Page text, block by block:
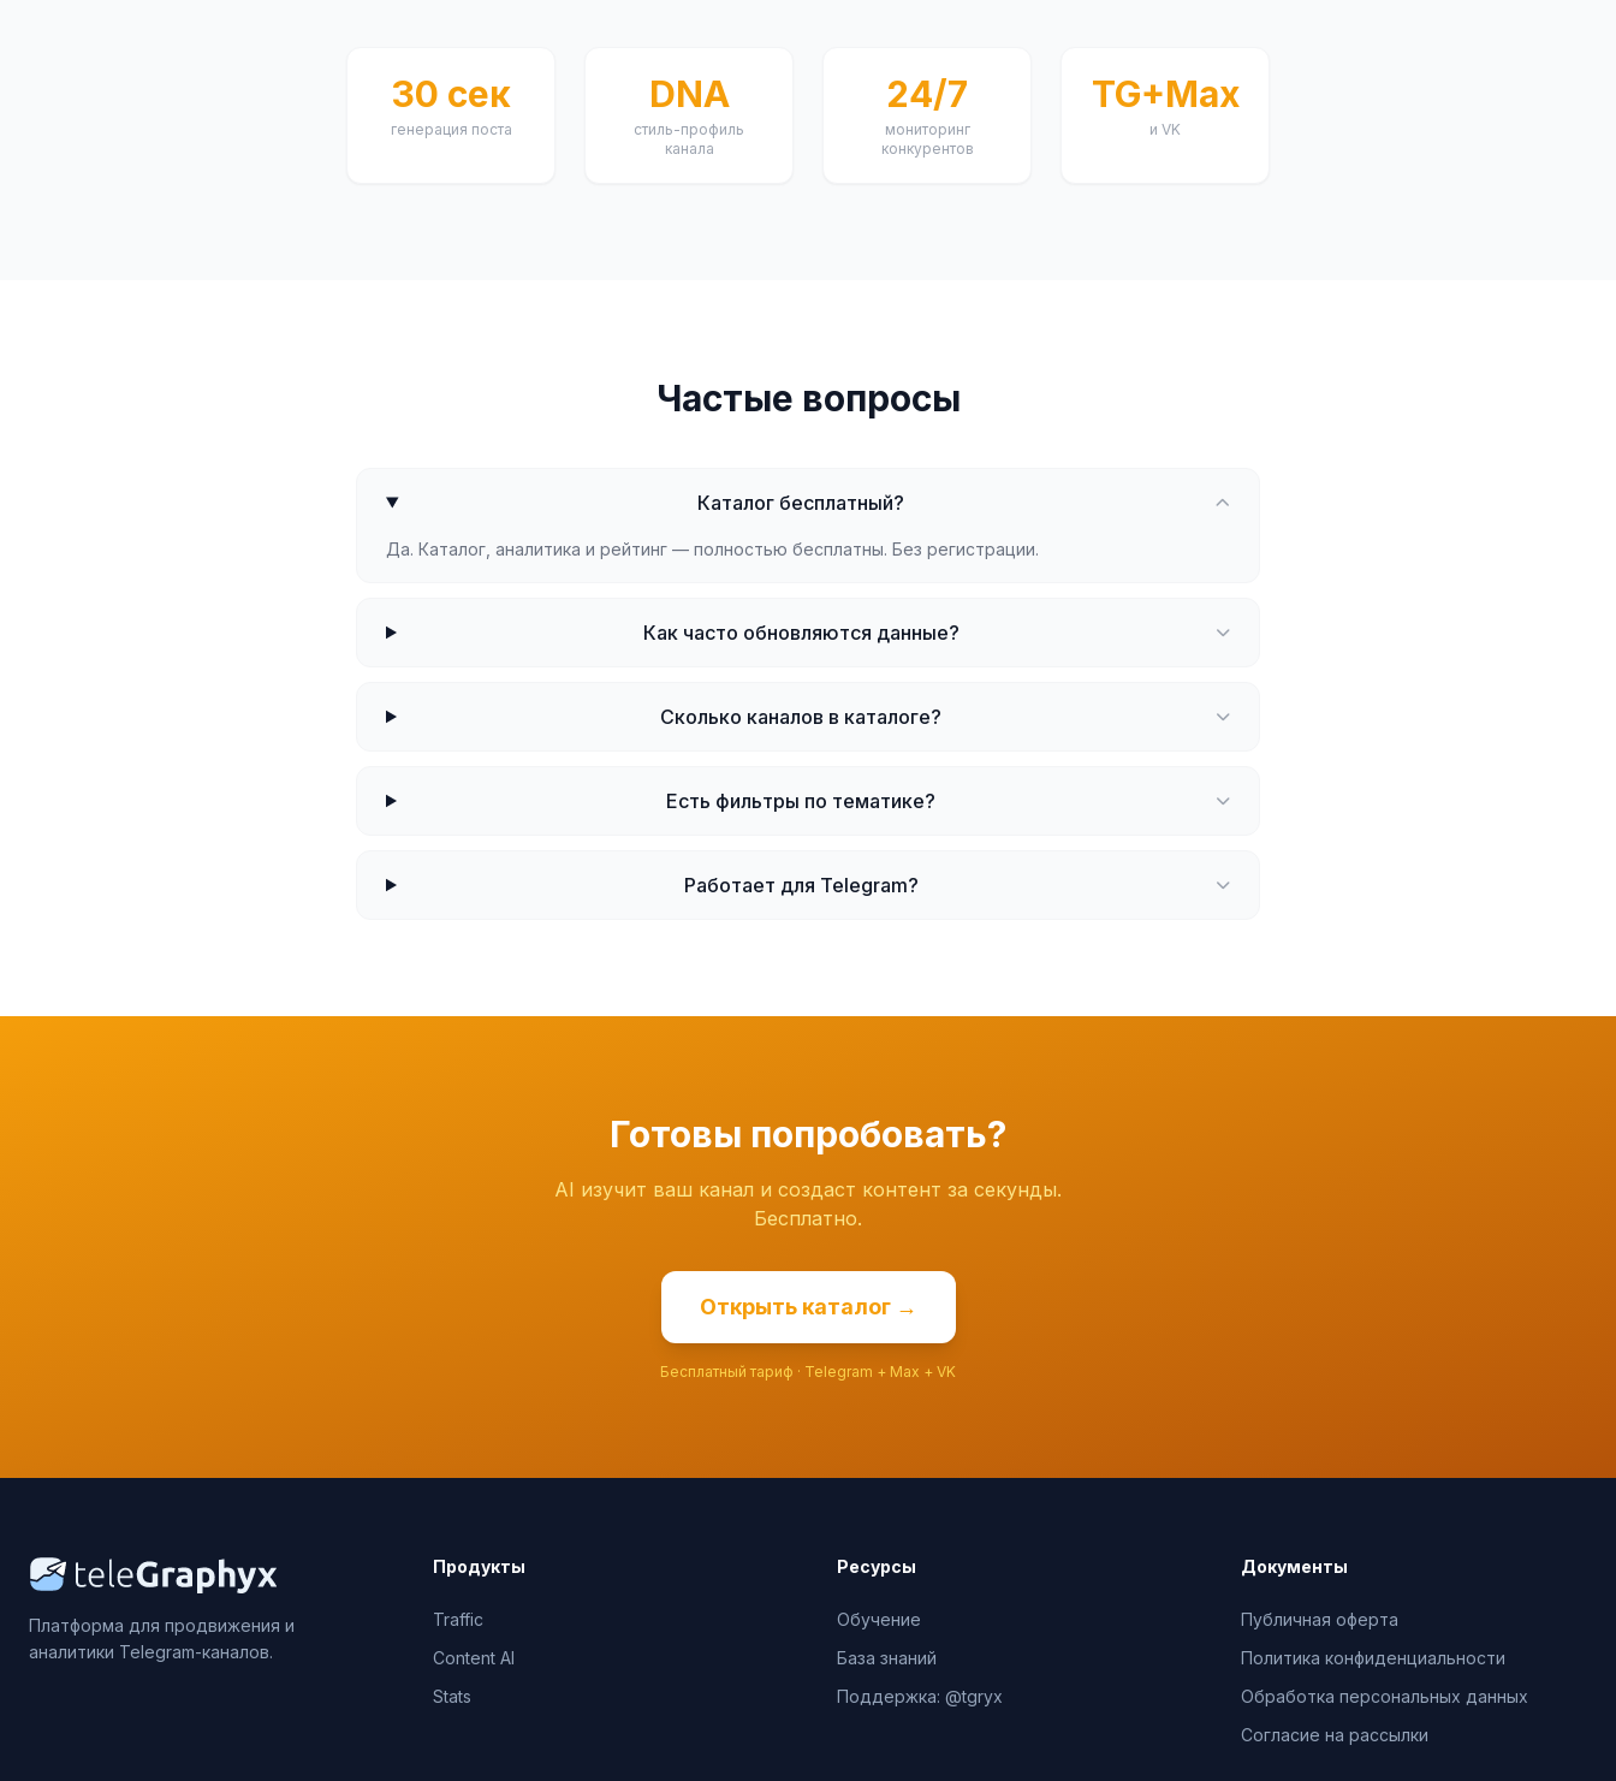
30 сек
генерация поста
DNA
стиль-профиль
канала
24/7
мониторинг
конкурентов
TG+Max
и VK
Частые вопросы
Каталог бесплатный?
Да. Каталог, аналитика и рейтинг — полностью бесплатны. Без регистрации.
Как часто обновляются данные?
Сколько каналов в каталоге?
Есть фильтры по тематике?
Работает для Telegram?
Готовы попробовать?
AI изучит ваш канал и создаст контент за секунды.
Бесплатно.
Открыть каталог →
Бесплатный тариф · Telegram + Max + VK
Платформа для продвижения и
аналитики Telegram-каналов.
Продукты
Traffic
Content AI
Stats
Ресурсы
Обучение
База знаний
Поддержка: @tgryx
Документы
Публичная оферта
Политика конфиденциальности
Обработка персональных данных
Согласие на рассылки